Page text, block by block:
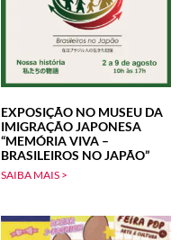
EXPOSIÇÃO NO MUSEU DA
IMIGRAÇÃO JAPONESA
“MEMÓRIA VIVA –
BRASILEIROS NO JAPÃO”
SAIBA MAIS >